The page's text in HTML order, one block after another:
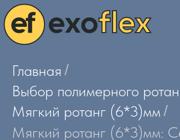
Главная /
Выбор полимерного
Мягкий ротанг (6*3)мм /
Мягкий ротанг (6*3)мм: